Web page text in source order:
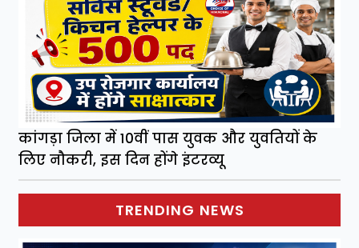
कांगड़ा जिला में 10वीं पास युवक और युवतियों के
लिए नौकरी, इस दिन होंगे इंटरव्यू
TRENDING NEWS